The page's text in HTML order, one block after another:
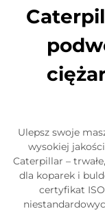
Ulepsz swoje
wysokiej
Caterpillar –
dla koparek i
certyfikat